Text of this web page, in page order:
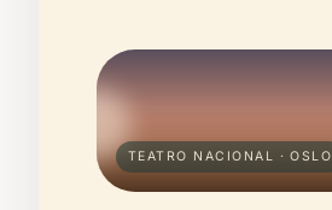
TEATRO NACIONAL · OSLO